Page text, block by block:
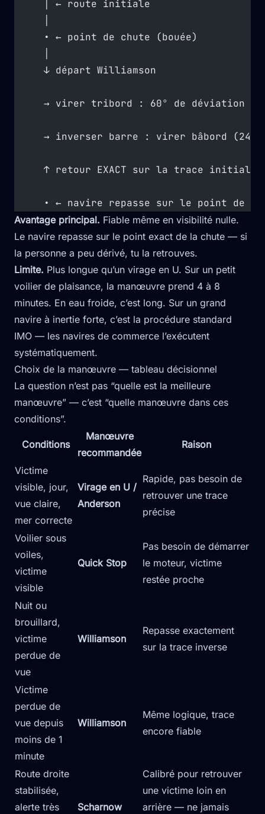
     │ ← route initiale
     • ← point de chute (bouée)
     ↓ départ Williamson
     → virer tribord : 60° de déviation
→ inverser barre : virer bâbord
↑ retour EXACT sur la trace
• ← navire repasse sur le point de
Avantage principal. Fiable même en visibilité nulle.
Le navire repasse sur le point exact de la chute — si
la personne a peu dérivé, tu la retrouves.
Limite. Plus longue qu’un virage en U. Sur un petit
voilier de plaisance, la manœuvre prend 4 à 8
minutes. En eau froide, c’est long. Sur un grand
navire à inertie forte, c’est la procédure standard
IMO — les navires de commerce l’exécutent
systématiquement.
Choix de la manœuvre — tableau décisionnel
La question n’est pas “quelle est la meilleure
manœuvre” — c’est “quelle manœuvre dans ces
conditions”.
Conditions
Manœuvre
recommandée
Raison
Victime
visible, jour,
vue claire,
mer correcte
Virage en U /
Anderson
Rapide, pas besoin de
retrouver une trace
précise
Voilier sous
voiles,
victime
visible
Quick Stop
Pas besoin de démarrer
le moteur, victime
restée proche
Nuit ou
brouillard,
victime
perdue de
vue
Williamson
Repasse exactement
sur la trace inverse
Victime
perdue de
vue depuis
moins de 1
minute
Williamson
Même logique, trace
encore fiable
Route droite
stabilisée,
alerte très
Scharnow
Calibré pour retrouver
une victime loin en
arrière — ne jamais